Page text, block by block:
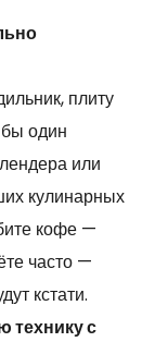
плиту
один
или
кулинарных
кофе —
часто —
кстати.
технику с